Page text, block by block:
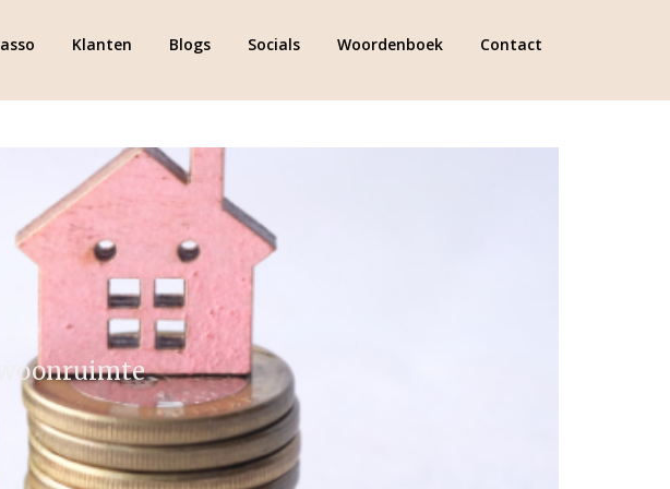
Klanten Blogs Socials Woordenboek Contact